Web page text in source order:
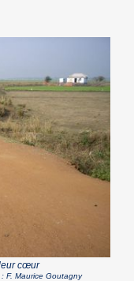
cœur
F. Maurice Goutagny